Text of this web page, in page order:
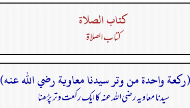
كتاب الصلاة
كتاب الصلاة
واحدة من وتر سيدنا معاوية رضي الله عنه)
سیدنا معاویہ رضی اللہ عنہ کا ایک رکعت وتر پڑھنا